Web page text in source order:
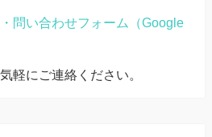
問い合わせフォーム（Google
軽にご連絡ください。